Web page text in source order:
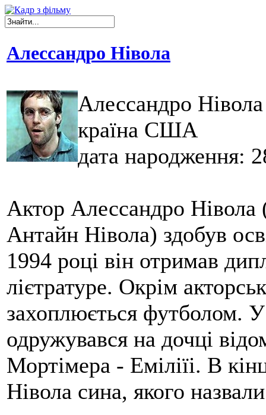
Алессандро Нівола
Алессандро
країна США
дата народження:
Актор Алессандро
Антайн Нівола) здобув
1994 році він отримав
лієтратуре. Окрім
захоплюється футболом.
одружувався на дочці
Мортімера - Еміліїі. В
Нівола сина, якого